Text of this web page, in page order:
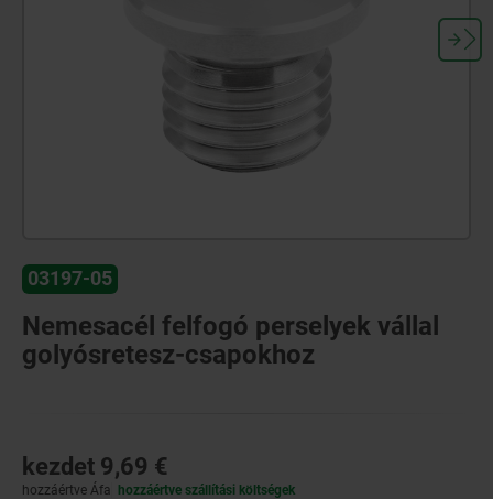
03197-05
Nemesacél felfogó perselyek vállal
golyósretesz-csapokhoz
kezdet 9,69 €
hozzáértve Áfa hozzáértve szállítási költségek